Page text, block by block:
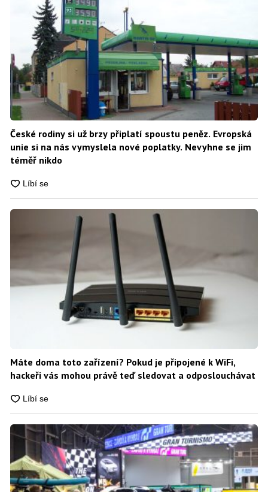
České rodiny si už brzy připlatí spoustu peněz. Evropská
unie si na nás vymyslela nové poplatky. Nevyhne se jim
téměř nikdo
Máte doma toto zařízení? Pokud je připojené k WiFi,
hackeři vás mohou právě teď sledovat a odposlouchávat